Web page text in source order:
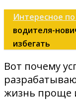
Интересное
водителя-
избегать
Вот почему
жизнь проще